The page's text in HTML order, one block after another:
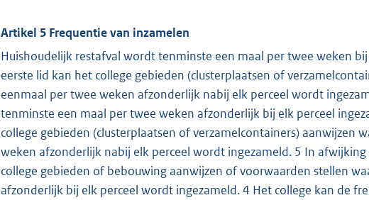
Artikel 5 Frequentie van inzamelen
Huishoudelijk restafval wordt tenminste een maal per twee weken
eerste lid kan het college gebieden (clusterplaatsen of
eenmaal per twee weken afzonderlijk nabij elk perceel wordt
tenminste een maal per twee weken afzonderlijk bij elk perceel
college gebieden (clusterplaatsen of verzamelcontainers) aanwijzen
weken afzonderlijk nabij elk perceel wordt ingezameld. 5 In
college gebieden of bebouwing aanwijzen of voorwaarden stellen
afzonderlijk bij elk perceel wordt ingezameld. 4 Het college kan de